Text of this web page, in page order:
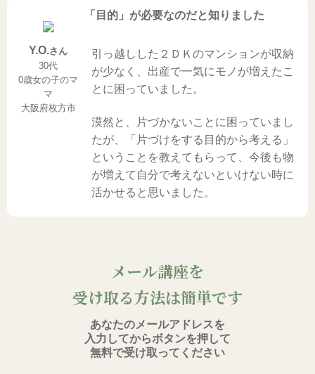
Y.O.さん
30代
0歳女の子のマ
マ
大阪府枚方市
「目的」が必要なのだと知りました
引っ越しした２ＤＫのマンションが収納
が少なく、出産で一気にモノが増えたこ
とに困っていました。
漠然と、片づかないことに困っていまし
たが、「片づけをする目的から考える」
ということを教えてもらって、今後も物
が増えて自分で考えないといけない時に
活かせると思いました。
メール講座を
受け取る方法は簡単です
あなたのメールアドレスを
入力してからボタンを押して
無料で受け取ってください